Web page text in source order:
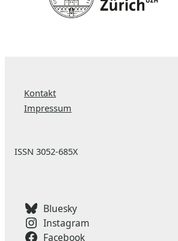
Kontakt
Impressum
ISSN 3052-685X
Bluesky
Instagram
Facebook